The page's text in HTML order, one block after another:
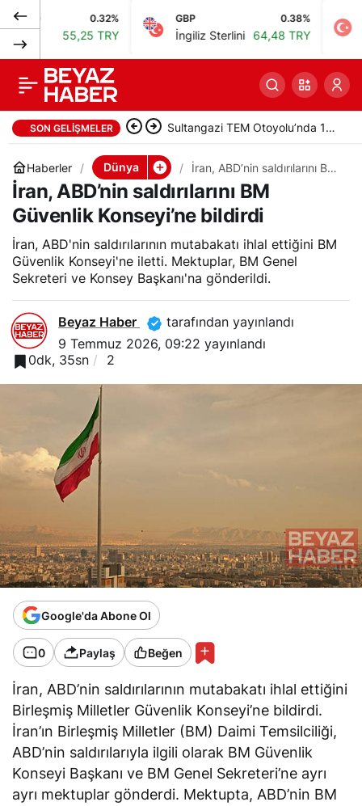
55,25 TRY
GBP
İngiliz Sterlini 64,48 TRY
BIST
Bist
SON GELIŞMELER
Sultangazi TEM Otoyolu’nda 10
aracın karıştığı zincirleme kaza
Haberler Dünya
İran, ABD’nin saldırılarını BM
Güvenlik Konseyi’ne bildirdi
İran, ABD’nin saldırılarını BM
Güvenlik Konseyi’ne bildirdi
İran, ABD'nin saldırılarının mutabakatı ihlal ettiğini BM
Güvenlik Konseyi'ne iletti. Mektuplar, BM Genel
Sekreteri ve Konsey Başkanı'na gönderildi.
Beyaz Haber
tarafından yayınlandı
9 Temmuz 2026, 09:22 yayınlandı
0dk, 35sn
2
Google'da Abone Ol
0 Paylaş Beğen
İran, ABD’nin saldırılarının mutabakatı ihlal ettiğini
Birleşmiş Milletler Güvenlik Konseyi’ne bildirdi.
İran’ın Birleşmiş Milletler (BM) Daimi Temsilciliği,
ABD’nin saldırılarıyla ilgili olarak BM Güvenlik
Konseyi Başkanı ve BM Genel Sekreteri’ne ayrı
ayrı mektuplar gönderdi. Mektupta, ABD’nin BM
İran: Hürmüz Boğazı
yalnızca İran’ın
düzenlemeleriyle
Paylaş